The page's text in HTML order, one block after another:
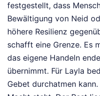
festgestellt, dass
Bewältigung von Neid
höhere Resilienz
schafft eine Grenze. Es
das eigene Handeln
übernimmt. Für Layla
Gebet durchatmen